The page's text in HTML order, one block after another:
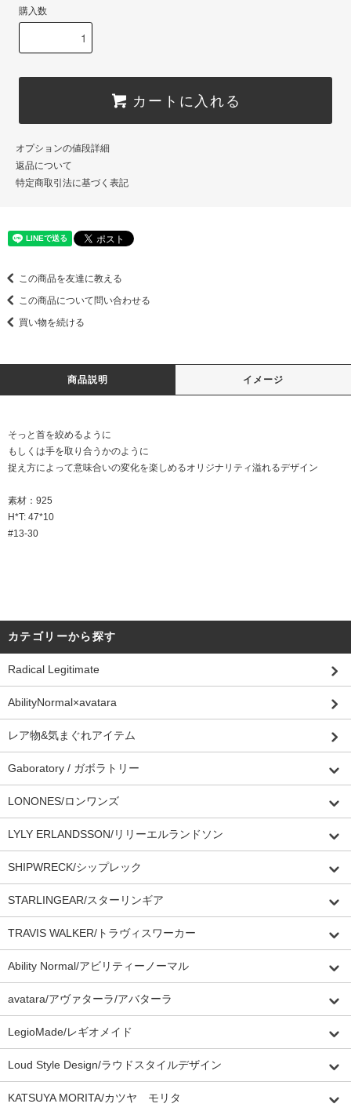
購入数
カートに入れる
オプションの値段詳細
返品について
特定商取引法に基づく表記
この商品を友達に教える
この商品について問い合わせる
買い物を続ける
商品説明 イメージ
そっと首を絞めるように
もしくは手を取り合うかのように
捉え方によって意味合いの変化を楽しめるオリジナリティ溢れるデザイン
素材：925
H*T: 47*10
#13-30
カテゴリーから探す
Radical Legitimate
AbilityNormal×avatara
レア物&気まぐれアイテム
Gaboratory / ガボラトリー
LONONES/ロンワンズ
LYLY ERLANDSSON/リリーエルランドソン
SHIPWRECK/シップレック
STARLINGEAR/スターリンギア
TRAVIS WALKER/トラヴィスワーカー
Ability Normal/アビリティーノーマル
avatara/アヴァターラ/アバターラ
LegioMade/レギオメイド
Loud Style Design/ラウドスタイルデザイン
KATSUYA MORITA/カツヤ モリタ